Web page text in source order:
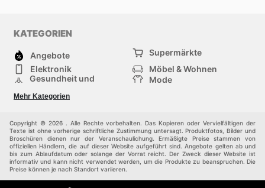
KATEGORIEN
Angebote
Supermärkte
Elektronik
Möbel & Wohnen
Gesundheit und
Mode
Sportartikel und
Sportbekleidung
Einkaufzentren
Andere
Mehr Kategorien
Copyright © 2026 . Alle Rechte vorbehalten. Das Kopieren oder Vervielfältigen der
Texte ist ohne vorherige schriftliche Zustimmung untersagt. Produktfotos, Bilder und
Broschüren dienen nur der Veranschaulichung. Ermäßigte Preise stammen von
offiziellen Händlern, die auf dieser Website aufgeführt sind. Angebote gelten ab und
bis zum Ablaufdatum oder solange der Vorrat reicht. Der Zweck dieser Website ist
informativ und kann nicht verwendet werden, um die Produkte zu beanspruchen. Die
Preise können je nach Standort variieren.